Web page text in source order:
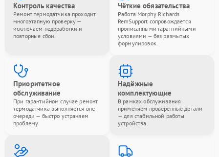
Контроль качества
Ремонт термодатчика проходит
многоэтапную проверку —
исключаем недоработки и
повторные сбои.
Чёткие обязательства
Работа Morphy Richards
RemSupport сопровождается
прописанными гарантийными
условиями — без размытых
формулировок.
Приоритетное
обслуживание
При гарантийном случае ремонт
термодатчика выполняется вне
очереди — быстро устраняем
проблему.
Надёжные
комплектующие
В рамках обслуживания
применяем проверенные детали
— для стабильной работы
устройства.